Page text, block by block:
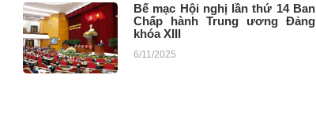
Bế mạc Hội nghị lần thứ 14 Ban
Chấp hành Trung ương Đảng
khóa XIII
6/11/2025